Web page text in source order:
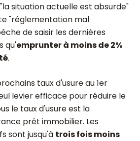
situation actuelle est absurde"
"réglementation mal
de saisir les dernières
qu'emprunter à moins de 2%
.
taux d'usure au 1er
levier efficace pour réduire le
le taux d'usure est la
prêt immobilier. Les
sont jusqu'à trois fois moins